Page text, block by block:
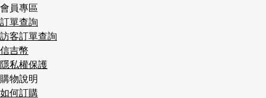
會員專區
訂單查詢
訪客訂單查詢
信吉幣
隱私權保護
購物說明
如何訂購